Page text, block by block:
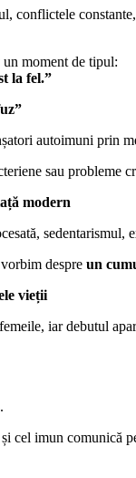
conflictele
moment de tipul:
la fel.”
autoimuni prin
sau probleme
modern
despre un
vieții
iar debutul
cel imun comunică